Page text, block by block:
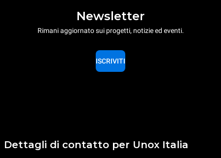
Newsletter
Rimani aggiornato sui progetti, notizie ed eventi.
ISCRIVITI
Dettagli di contatto per Unox Italia